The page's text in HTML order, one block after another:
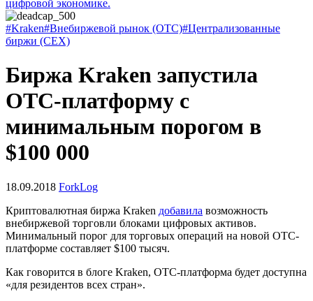
цифровой экономике.
#Kraken#Внебиржевой рынок (OTC)#Централизованные
биржи (CEX)
Биржа Kraken запустила
OTC-платформу с
минимальным порогом в
$100 000
18.09.2018 ForkLog
Криптовалютная биржа Kraken добавила возможность
внебиржевой торговли блоками цифровых активов.
Минимальный порог для торговых операций на новой OTC-
платформе составляет $100 тысяч.
Как говорится в блоге Kraken, OTC-платформа будет доступна
«для резидентов всех стран».